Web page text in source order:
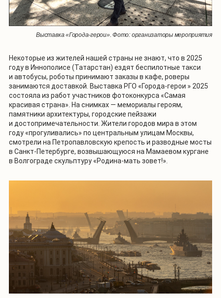
Выставка «Города-герои». Фото: организаторы мероприятия
Некоторые из жителей нашей страны не знают, что в 2025
году в Иннополисе (Татарстан) ездят беспилотные такси
и автобусы, роботы принимают заказы в кафе, роверы
занимаются доставкой. Выставка РГО «Города-герои » 2025
состояла из работ участников фотоконкурса «Самая
красивая страна». На снимках — мемориалы героям,
памятники архитектуры, городские пейзажи
и достопримечательности. Жители городов мира в этом
году «прогуливались» по центральным улицам Москвы,
смотрели на Петропавловскую крепость и разводные мосты
в Санкт-Петербурге, возвышающуюся на Мамаевом кургане
в Волгограде скульптуру «Родина-мать зовет!».